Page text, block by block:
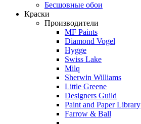
Бесшовные обои
Краски
Производители
MF Paints
Diamond Vogel
Hygge
Swiss Lake
Milq
Sherwin Williams
Little Greene
Designers Guild
Paint and Paper Library
Farrow & Ball